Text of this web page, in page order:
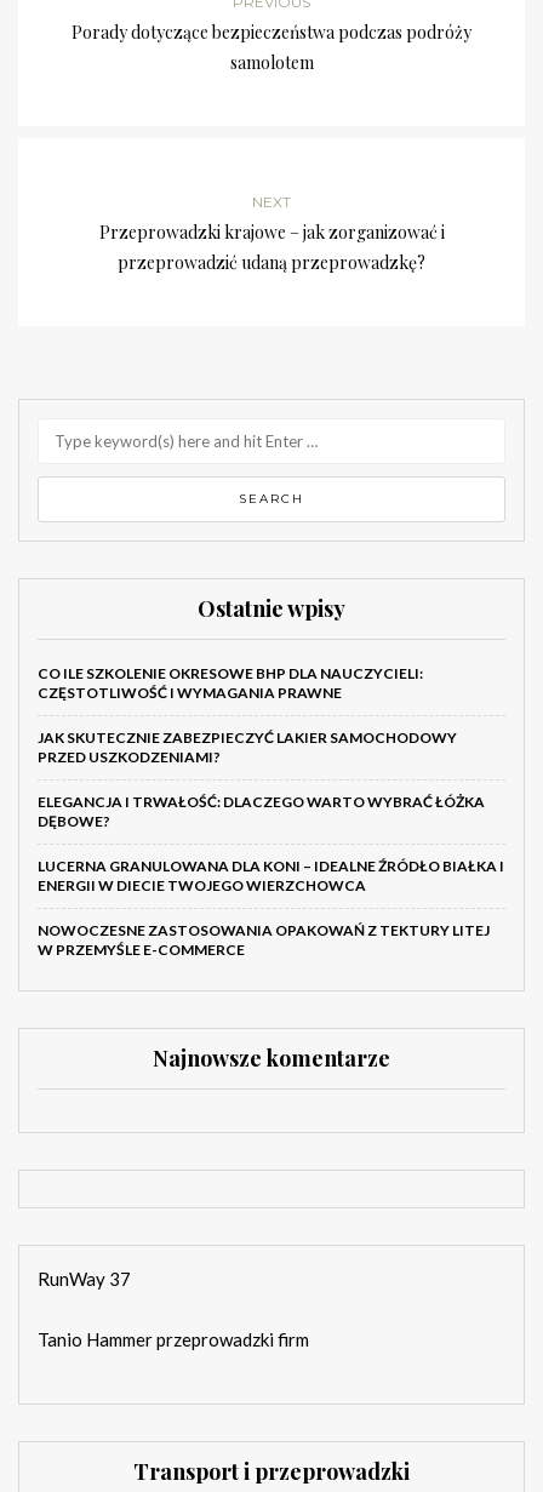
Porady dotyczące bezpieczeństwa podczas podróży
samolotem
NEXT
Przeprowadzki krajowe – jak zorganizować i
przeprowadzić udaną przeprowadzkę?
Ostatnie wpisy
CO ILE SZKOLENIE OKRESOWE BHP DLA NAUCZYCIELI:
CZĘSTOTLIWOŚĆ I WYMAGANIA PRAWNE
JAK SKUTECZNIE ZABEZPIECZYĆ LAKIER SAMOCHODOWY
PRZED USZKODZENIAMI?
ELEGANCJA I TRWAŁOŚĆ: DLACZEGO WARTO WYBRAĆ ŁÓŻKA
DĘBOWE?
LUCERNA GRANULOWANA DLA KONI – IDEALNE ŹRÓDŁO BIAŁKA I
ENERGII W DIECIE TWOJEGO WIERZCHOWCA
NOWOCZESNE ZASTOSOWANIA OPAKOWAŃ Z TEKTURY LITEJ
W PRZEMYŚLE E-COMMERCE
Najnowsze komentarze
RunWay 37
Tanio Hammer przeprowadzki firm
Transport i przeprowadzki